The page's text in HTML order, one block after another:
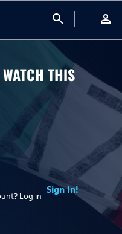
search person
THIS
Log in Sign In!